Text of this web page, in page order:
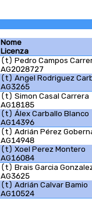
Nome
Licenza
(t) Pedro Campos
AG2028727
(t) Angel Rodriguez
AG3265
(t) Simon Casal Carrera
AG18185
(t) Álex Carballo Blanco
AG14396
(t) Adrián Pérez
AG14948
(t) Xoel Perez Montero
AG16084
(t) Brais Garcia
AG3625
(t) Adrián Calvar Bamio
AG10524